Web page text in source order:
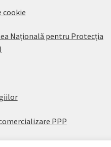
Națională pentru Protecția
PPP